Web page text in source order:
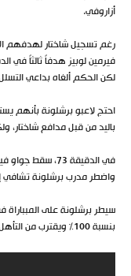
أزاروفي.
رغم تسجيل شاختار لهدفهم
لكن الحكم ألغاه بداعي
باليد من قبل مدافع شاختار،
في الدقيقة 73،
واضطر مدرب برشلونة تشافي
سيطر برشلونة على
بنسبة 100% ويقترب من التأهل إلى الدور الـ16.